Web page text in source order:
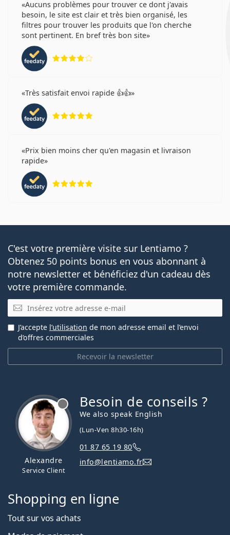
Aucuns problèmes pour trouver ce dont j'avais
besoin, le site est clair et très bien organisé, les
filtres pour trouver les produits que l'on cherche
sont pertinent. En bref très bon site
Très satisfait envoi rapide 👍👍
Prix bien moins cher qu'en magasin et livraison
rapide
C'est votre première visite sur Lentiamo ?
Obtenez 50 points bonus en vous abonnant à
notre newsletter et bénéficiez d'un cadeau dès
votre première commande.
E-mail
Recevoir la newsletter
J’accepte l’utilisation de mon adresse email et l’envoi
d’offres commerciales
Alexandre
Service Client
Besoin de conseils ?
We also speak English
(Lun-Ven 8h30-16h)
01 87 65 19 80
info@lentiamo.fr
Shopping en ligne
Tout sur vos achats